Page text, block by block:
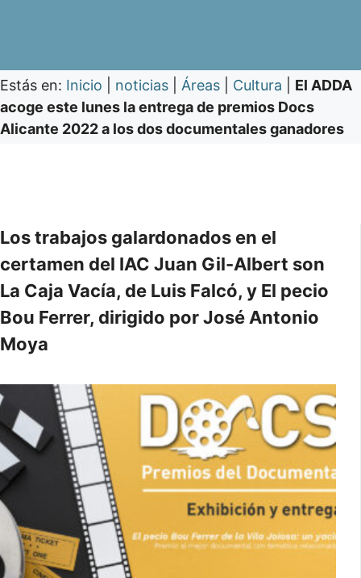
Estás en: Inicio noticias Áreas Cultura
El ADDA
acoge este lunes la entrega de premios Docs
Alicante 2022 a los dos documentales ganadores
Los trabajos galardonados en el
certamen del IAC Juan Gil-Albert son
La Caja Vacía, de Luis Falcó, y El pecio
Bou Ferrer, dirigido por José Antonio
Moya